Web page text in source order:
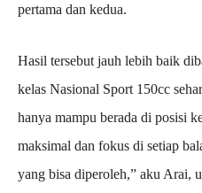
pertama dan kedua.
Hasil tersebut jauh lebih baik
kelas Nasional Sport 150cc
hanya mampu berada di posisi
maksimal dan fokus di setiap
yang bisa diperoleh,” aku Arai,